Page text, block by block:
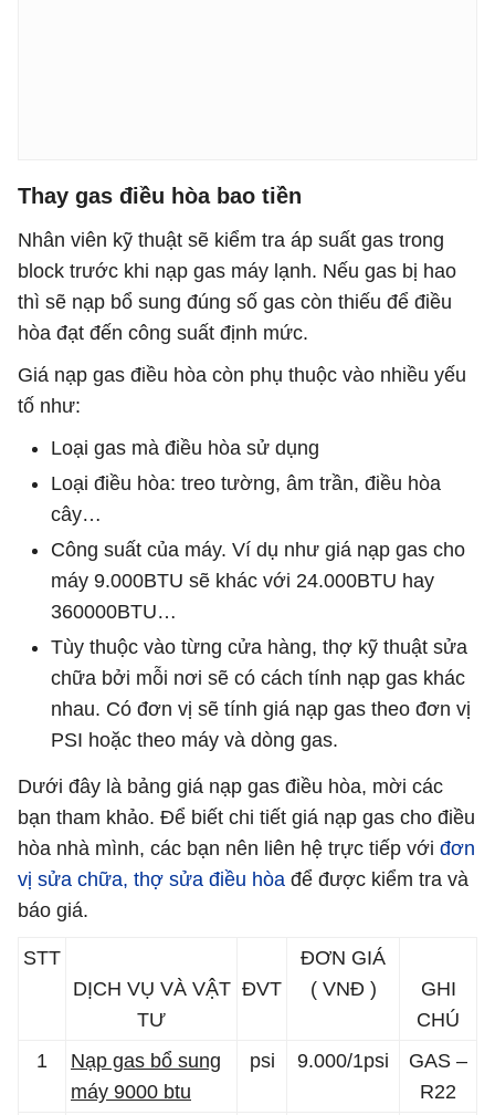
Thay gas điều hòa bao tiền
Nhân viên kỹ thuật sẽ kiểm tra áp suất gas trong
block trước khi nạp gas máy lạnh. Nếu gas bị hao
thì sẽ nạp bổ sung đúng số gas còn thiếu để điều
hòa đạt đến công suất định mức.
Giá nạp gas điều hòa còn phụ thuộc vào nhiều yếu
tố như:
Loại gas mà điều hòa sử dụng
Loại điều hòa: treo tường, âm trần, điều hòa
cây…
Công suất của máy. Ví dụ như giá nạp gas cho
máy 9.000BTU sẽ khác với 24.000BTU hay
360000BTU…
Tùy thuộc vào từng cửa hàng, thợ kỹ thuật sửa
chữa bởi mỗi nơi sẽ có cách tính nạp gas khác
nhau. Có đơn vị sẽ tính giá nạp gas theo đơn vị
PSI hoặc theo máy và dòng gas.
Dưới đây là bảng giá nạp gas điều hòa, mời các
bạn tham khảo. Để biết chi tiết giá nạp gas cho điều
hòa nhà mình, các bạn nên liên hệ trực tiếp với đơn
vị sửa chữa, thợ sửa điều hòa để được kiểm tra và
báo giá.
STT
DỊCH VỤ VÀ VẬT
TƯ
ĐVT
ĐƠN GIÁ
( VNĐ )
GHI
CHÚ
1
Nạp gas bổ sung
máy 9000 btu
psi 9.000/1psi
GAS –
R22